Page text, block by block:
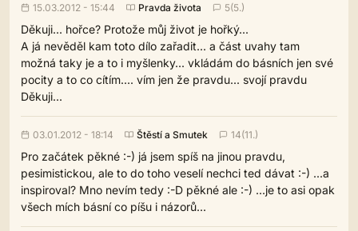
15.03.2012 - 15:44 Pravda života 5(5.)
Děkuji... hořce? Protože můj život je hořký...
A já nevěděl kam toto dílo zařadit... a část uvahy tam
možná taky je a to i myšlenky... vkládám do básních jen své
pocity a to co cítím.... vím jen že pravdu... svojí pravdu
Děkuji...
03.01.2012 - 18:14 Štěstí a Smutek 14(11.)
Pro začátek pěkné :-) já jsem spíš na jinou pravdu,
pesimistickou, ale to do toho veselí nechci ted dávat :-) ...a
inspiroval? Mno nevím tedy :-D pěkné ale :-) ...je to asi opak
všech mích básní co píšu i názorů...